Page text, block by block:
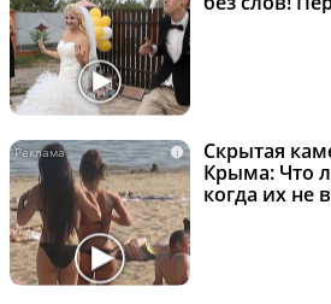
i
Скрытая
Крыма: Что
когда их не